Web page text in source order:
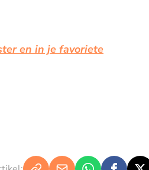
en in je favoriete